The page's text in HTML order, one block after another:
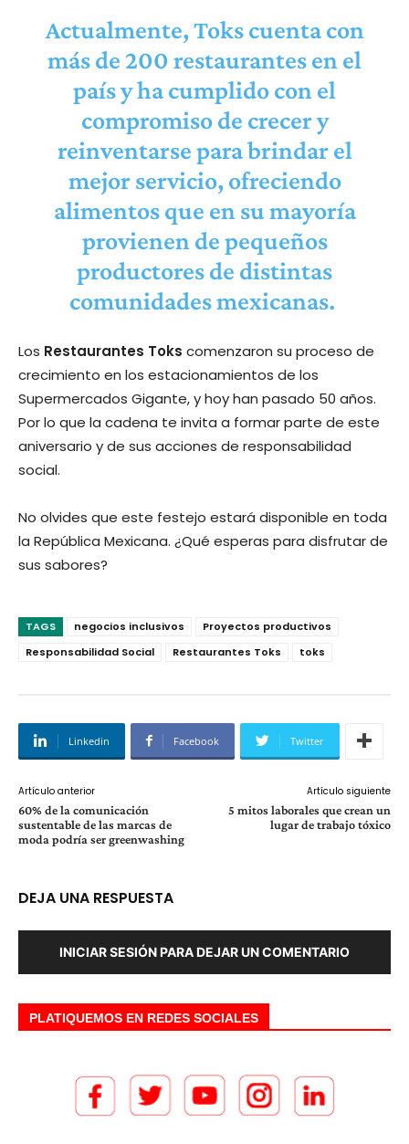
Actualmente, Toks cuenta con
más de 200 restaurantes en el
país y ha cumplido con el
compromiso de crecer y
reinventarse para brindar el
mejor servicio, ofreciendo
alimentos que en su mayoría
provienen de pequeños
productores de distintas
comunidades mexicanas.
Los Restaurantes Toks comenzaron su proceso de
crecimiento en los estacionamientos de los
Supermercados Gigante, y hoy han pasado 50 años.
Por lo que la cadena te invita a formar parte de este
aniversario y de sus acciones de responsabilidad
social.
No olvides que este festejo estará disponible en toda
la República Mexicana. ¿Qué esperas para disfrutar de
sus sabores?
TAGS negocios inclusivos
Proyectos productivos
Responsabilidad Social
Restaurantes Toks toks
Linkedin Facebook Twitter
Artículo anterior
60% de la comunicación
sustentable de las marcas de
moda podría ser greenwashing
Artículo siguiente
5 mitos laborales que crean un
lugar de trabajo tóxico
DEJA UNA RESPUESTA
INICIAR SESIÓN PARA DEJAR UN COMENTARIO
PLATIQUEMOS EN REDES SOCIALES